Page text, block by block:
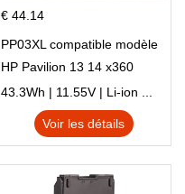
€ 44.14
PP03XL compatible modèle
HP Pavilion 13 14 x360
L83388-AC1 L83388-421
HSTNN-LB8S M01118-421
M01144-005 13-BB 14-DV
43.3Wh | 11.55V | Li-ion ...
Voir les détails